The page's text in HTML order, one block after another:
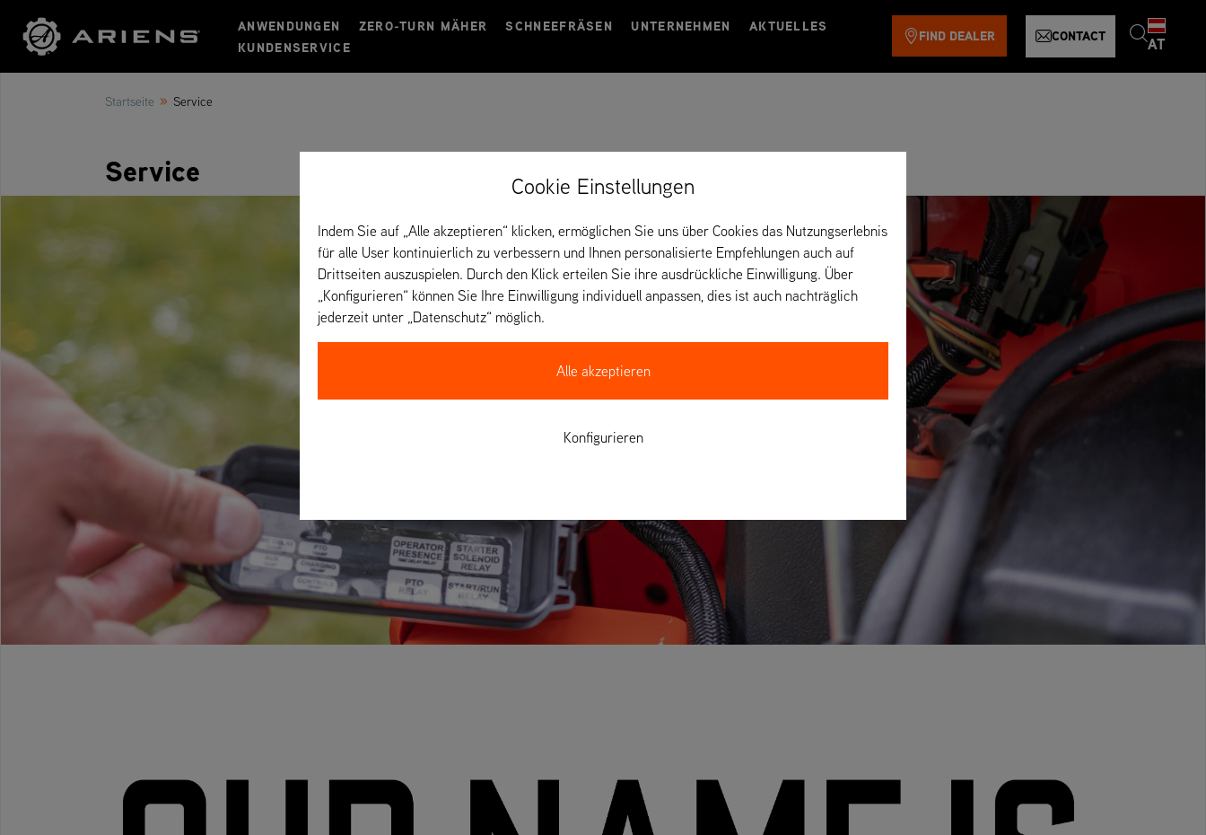
ANWENDUNGEN ZERO-TURN MÄHER SCHNEEFRÄSEN UNTERNEHMEN
AKTUELLES
KUNDENSERVICE
FIND DEALER CONTACT AT
Startseite » Service
Service Cookie Einstellungen
Indem Sie auf „Alle akzeptieren“ klicken, ermöglichen Sie uns über Cookies das Nutzungserlebnis
für alle User kontinuierlich zu verbessern und Ihnen personalisierte Empfehlungen auch auf
Drittseiten auszuspielen. Durch den Klick erteilen Sie ihre ausdrückliche Einwilligung. Über
„Konfigurieren“ können Sie Ihre Einwilligung individuell anpassen, dies ist auch nachträglich
jederzeit unter „Datenschutz“ möglich.
Alle akzeptieren
Konfigurieren